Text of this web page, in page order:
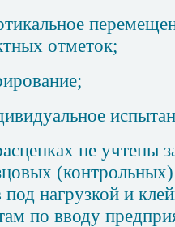
отметок;
не учтены
под нагрузкой и
по вводу